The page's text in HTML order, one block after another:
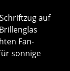
auf
Fan-
sonnige